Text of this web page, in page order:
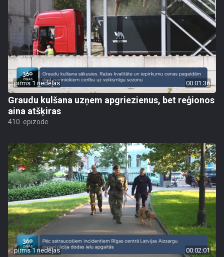
pirms 1 nedēļas 00:01:36
Graudu kulšana uzņem apgriezienus, bet reģionos
aina atšķiras
410. epizode
pirms 1 nedēļas 00:02:01